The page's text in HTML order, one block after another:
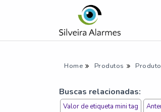
Home Produtos
Buscas relacionadas:
Valor de etiqueta mini tag